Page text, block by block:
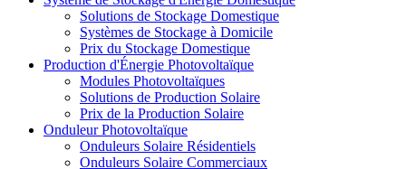
Solutions de Stockage Domestique
Systèmes de Stockage à Domicile
Prix du Stockage Domestique
Production d'Énergie Photovoltaïque
Modules Photovoltaïques
Solutions de Production Solaire
Prix de la Production Solaire
Onduleur Photovoltaïque
Onduleurs Solaire Résidentiels
Onduleurs Solaire Commerciaux